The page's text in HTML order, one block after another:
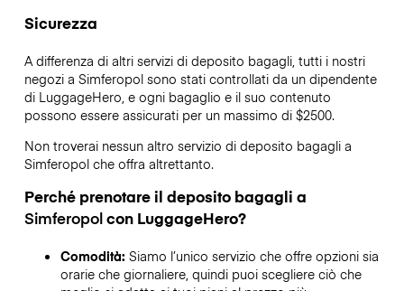
Sicurezza
A differenza di altri servizi di deposito bagagli, tutti i nostri
negozi a Simferopolsono stati controllati da un dipendente
di LuggageHero, e ogni bagaglio e il suo contenuto
possono essere assicurati per un massimo di $2500.
Non troverai nessun altro servizio di deposito bagagli a
Simferopolche offra altrettanto.
Perché prenotare il deposito bagagli a
Simferopolcon LuggageHero?
Comodità: Siamo l’unico servizio che offre opzioni sia
orarie che giornaliere, quindi puoi scegliere ciò che